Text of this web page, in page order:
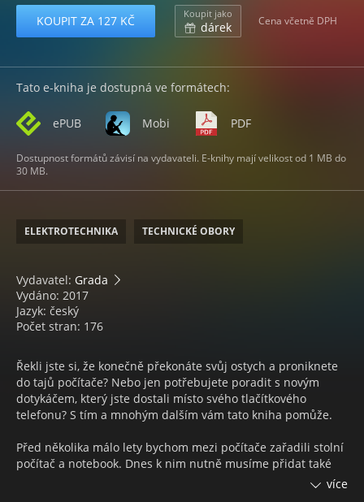
KOUPIT ZA 127 KČ Koupit jako
dárek Cena včetně DPH
Tato e-kniha je dostupná ve formátech:
ePUB Mobi PDF
Dostupnost formátů závisí na vydavateli. E-knihy mají velikost od 1 MB do
30 MB.
ELEKTROTECHNIKA TECHNICKÉ OBORY
Vydavatel: Grada
Vydáno: 2017
Jazyk: český
Počet stran: 176
Řekli jste si, že konečně překonáte svůj ostych a proniknete
do tajů počítače? Nebo jen potřebujete poradit s novým
dotykáčem, který jste dostali místo svého tlačítkového
telefonu? S tím a mnohým dalším vám tato kniha pomůže.
Před několika málo lety bychom mezi počítače zařadili stolní
počítač a notebook. Dnes k nim nutně musíme přidat také
tablety a chytré mobilní telefony, které v mnoha případechvíce